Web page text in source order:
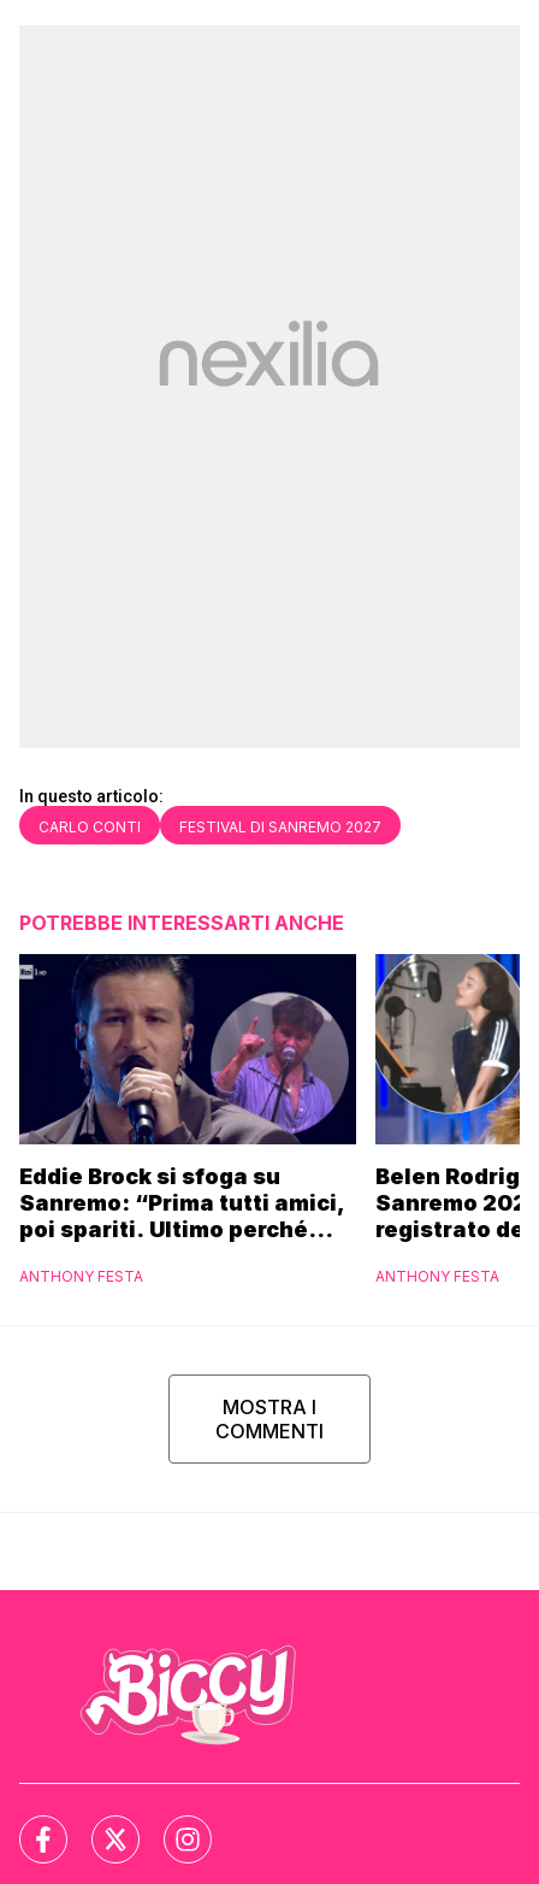
In questo articolo:
CARLO CONTI FESTIVAL DI SANREMO 2027
POTREBBE INTERESSARTI ANCHE
Eddie Brock si sfoga su
Sanremo: “Prima tutti amici,
poi spariti. Ultimo perché
marchette”
ANTHONY FESTA
Belen
Sanremo
registrato dei
ANTHONY FESTA
MOSTRA I
COMMENTI